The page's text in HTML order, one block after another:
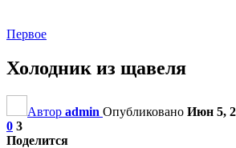
Первое
Холодник из щавеля
Автор admin Опубликовано Июн 5,
0 3
Поделится